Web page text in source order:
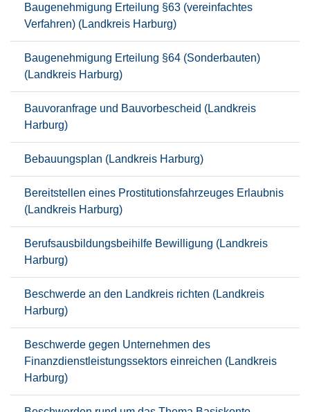
Baugenehmigung Erteilung §63 (vereinfachtes
Verfahren) (Landkreis Harburg)
Baugenehmigung Erteilung §64 (Sonderbauten)
(Landkreis Harburg)
Bauvoranfrage und Bauvorbescheid (Landkreis
Harburg)
Bebauungsplan (Landkreis Harburg)
Bereitstellen eines Prostitutionsfahrzeuges Erlaubnis
(Landkreis Harburg)
Berufsausbildungsbeihilfe Bewilligung (Landkreis
Harburg)
Beschwerde an den Landkreis richten (Landkreis
Harburg)
Beschwerde gegen Unternehmen des
Finanzdienstleistungssektors einreichen (Landkreis
Harburg)